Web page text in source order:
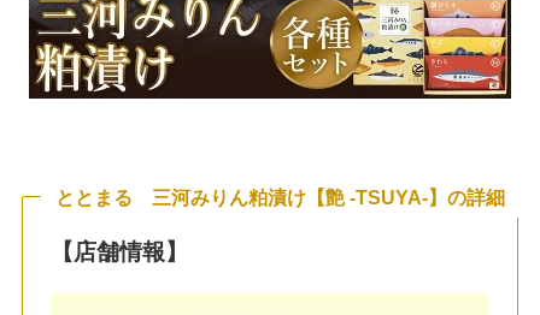
ととまる 三河みりん粕漬け【艶 -TSUYA-】 の詳細
【店舗情報】